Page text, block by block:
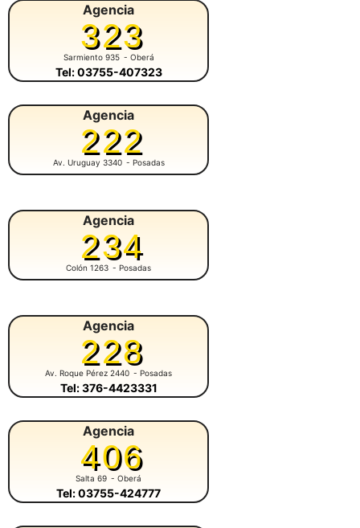
Agencia
323
Sarmiento 935 - Oberá
Tel: 03755-407323
Agencia
222
Av. Uruguay 3340 - Posadas
Agencia
234
Colón 1263 - Posadas
Agencia
228
Av. Roque Pérez 2440 - Posadas
Tel: 376-4423331
Agencia
406
Salta 69 - Oberá
Tel: 03755-424777